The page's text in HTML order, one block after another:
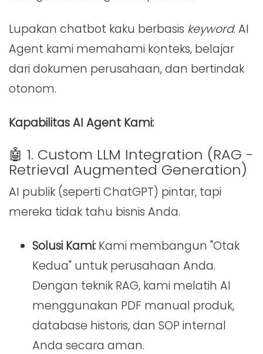
Lupakan chatbot kaku berbasis keyword. AI
Agent kami memahami konteks, belajar
dari dokumen perusahaan, dan bertindak
otonom.
Kapabilitas AI Agent Kami:
🤖 1. Custom LLM Integration (RAG -
Retrieval Augmented Generation)
AI publik (seperti ChatGPT) pintar, tapi
mereka tidak tahu bisnis Anda.
Solusi Kami: Kami membangun "Otak
Kedua" untuk perusahaan Anda.
Dengan teknik RAG, kami melatih AI
menggunakan PDF manual produk,
database historis, dan SOP internal
Anda secara aman.